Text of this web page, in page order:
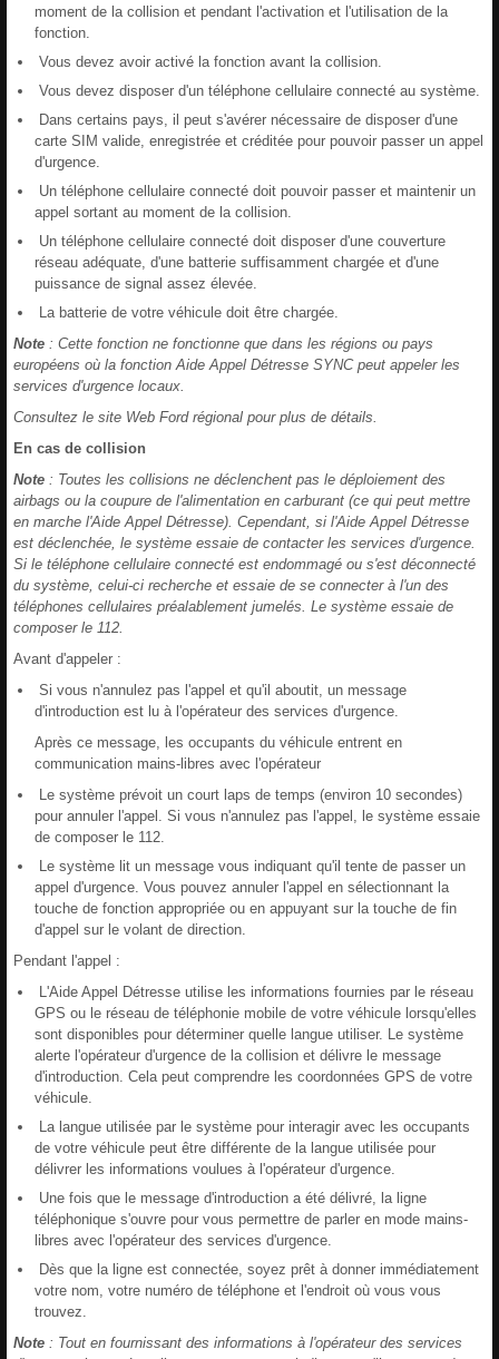
moment de la collision et pendant l'activation et l'utilisation de la
fonction.
Vous devez avoir activé la fonction avant la collision.
Vous devez disposer d'un téléphone cellulaire connecté au système.
Dans certains pays, il peut s'avérer nécessaire de disposer d'une
carte SIM valide, enregistrée et créditée pour pouvoir passer un appel
d'urgence.
Un téléphone cellulaire connecté doit pouvoir passer et maintenir un
appel sortant au moment de la collision.
Un téléphone cellulaire connecté doit disposer d'une couverture
réseau adéquate, d'une batterie suffisamment chargée et d'une
puissance de signal assez élevée.
La batterie de votre véhicule doit être chargée.
Note : Cette fonction ne fonctionne que dans les régions ou pays
européens où la fonction Aide Appel Détresse SYNC peut appeler les
services d'urgence locaux.
Consultez le site Web Ford régional pour plus de détails.
En cas de collision
Note : Toutes les collisions ne déclenchent pas le déploiement des
airbags ou la coupure de l'alimentation en carburant (ce qui peut mettre
en marche l'Aide Appel Détresse). Cependant, si l'Aide Appel Détresse
est déclenchée, le système essaie de contacter les services d'urgence.
Si le téléphone cellulaire connecté est endommagé ou s'est déconnecté
du système, celui-ci recherche et essaie de se connecter à l'un des
téléphones cellulaires préalablement jumelés. Le système essaie de
composer le 112.
Avant d'appeler :
Si vous n'annulez pas l'appel et qu'il aboutit, un message
d'introduction est lu à l'opérateur des services d'urgence.
Après ce message, les occupants du véhicule entrent en
communication mains-libres avec l'opérateur
Le système prévoit un court laps de temps (environ 10 secondes)
pour annuler l'appel. Si vous n'annulez pas l'appel, le système essaie
de composer le 112.
Le système lit un message vous indiquant qu'il tente de passer un
appel d'urgence. Vous pouvez annuler l'appel en sélectionnant la
touche de fonction appropriée ou en appuyant sur la touche de fin
d'appel sur le volant de direction.
Pendant l'appel :
L'Aide Appel Détresse utilise les informations fournies par le réseau
GPS ou le réseau de téléphonie mobile de votre véhicule lorsqu'elles
sont disponibles pour déterminer quelle langue utiliser. Le système
alerte l'opérateur d'urgence de la collision et délivre le message
d'introduction. Cela peut comprendre les coordonnées GPS de votre
véhicule.
La langue utilisée par le système pour interagir avec les occupants
de votre véhicule peut être différente de la langue utilisée pour
délivrer les informations voulues à l'opérateur d'urgence.
Une fois que le message d'introduction a été délivré, la ligne
téléphonique s'ouvre pour vous permettre de parler en mode mains-
libres avec l'opérateur des services d'urgence.
Dès que la ligne est connectée, soyez prêt à donner immédiatement
votre nom, votre numéro de téléphone et l'endroit où vous vous
trouvez.
Note : Tout en fournissant des informations à l'opérateur des services